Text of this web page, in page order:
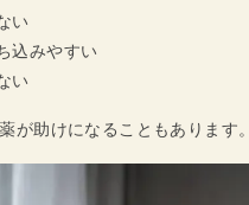
い
込みやすい
い
が助けになることもあります。